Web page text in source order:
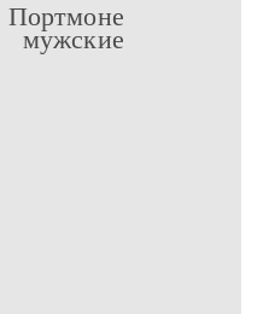
Портмоне
мужские